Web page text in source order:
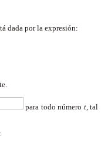
dada por la expresión:
para todo número t, tal